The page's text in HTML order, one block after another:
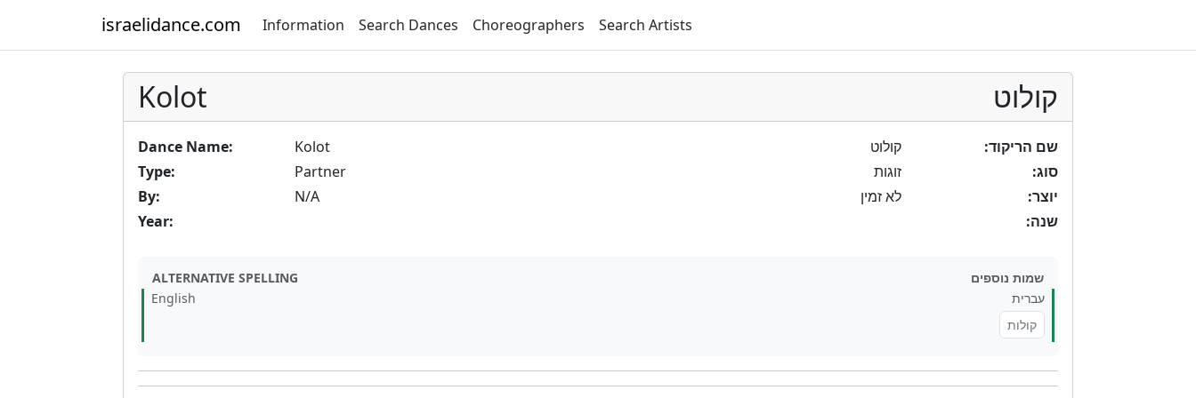
israelidance.com Information Search Dances Choreographers Search Artists
Kolot קולוט
Dance Name:
Kolot
Type:
Partner
By:
N/A
Year:
שם הריקוד:
קולוט
סוג:
זוגות
יוצר:
לא זמין
שנה:
ALTERNATIVE SPELLING
שמות נוספים
English
עברית
קולות